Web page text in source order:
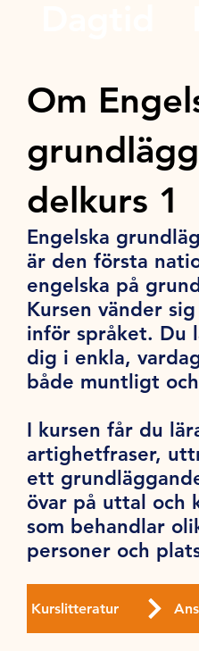
Om
delkurs 1
Engelska
är den första
engelska på
Kursen vänder
inför språket. Du
dig i enkla,
både muntligt
I kursen får du
artighetfraser,
ett
övar på uttal och
som behandlar
personer och
Kurslitteratur